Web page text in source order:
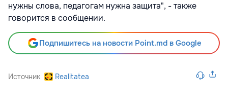
нужны слова, педагогам нужна защита", - также
говорится в сообщении.
Подпишитесь на новости Point.md в Google
Источник Realitatea